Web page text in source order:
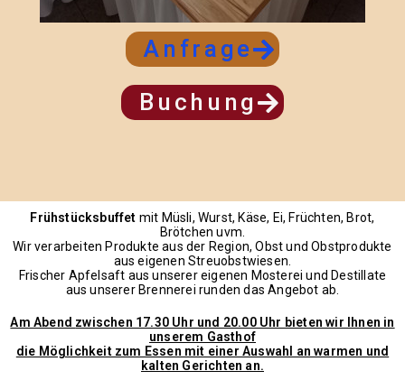
Anfrage
Buchung
Frühstücksbuffet mit Müsli, Wurst, Käse, Ei, Früchten, Brot,
Brötchen uvm.
Wir verarbeiten Produkte aus der Region, Obst und Obstprodukte
aus eigenen Streuobstwiesen.
Frischer Apfelsaft aus unserer eigenen Mosterei und Destillate
aus unserer Brennerei runden das Angebot ab.
Am Abend zwischen 17.30 Uhr und 20.00 Uhr bieten wir Ihnen in
unserem Gasthof
die Möglichkeit zum Essen mit einer Auswahl an warmen und
kalten Gerichten an.